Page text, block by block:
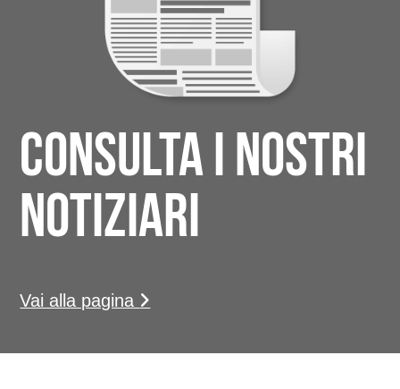
Consulta i nostri
notiziari
Vai alla pagina